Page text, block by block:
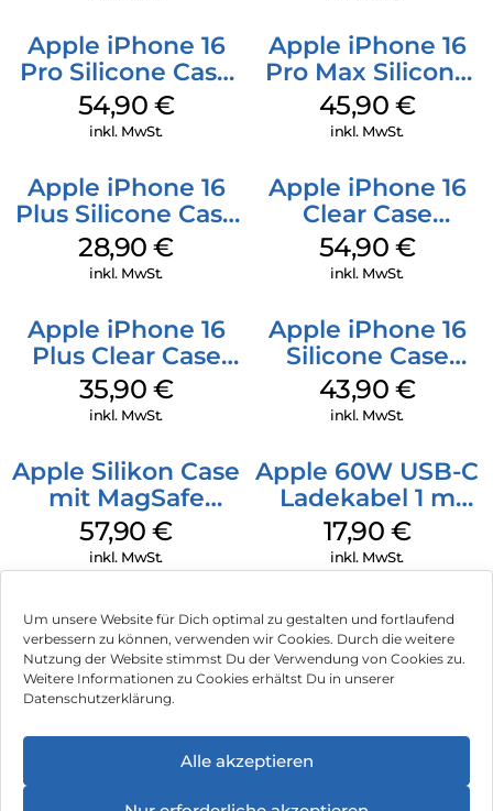
Um unsere Website für Dich optimal zu gestalten und fortlaufend
verbessern zu können, verwenden wir Cookies. Durch die weitere
Nutzung der Website stimmst Du der Verwendung von Cookies zu.
Weitere Informationen zu Cookies erhältst Du in unserer
Datenschutzerklärung.
Alle akzeptieren
Apple iPhone 16
Pro Silicone Case
MagSafe Black
54,90 €
inkl. MwSt.
Apple iPhone 16
Pro Max Silicone
Case MagSafe
Ultramarine
45,90 €
inkl. MwSt.
Apple iPhone 16
Plus Silicone Case
MagSafe Black
28,90€
inkl. MwSt.
Apple iPhone 16
Clear Case
MagSafe
Transparent
54,90 €
inkl. MwSt.
Apple iPhone 16
Plus Clear Case
MagSafe
Transparent
35,90 €
inkl. MwSt.
Apple iPhone 16
Silicone Case
MagSafe Plum
43,90 €
inkl. MwSt.
Apple Silikon Case
mit MagSafe
iPhone 14 Pro
(PRODUCT)RED
57,90€
inkl. MwSt.
Apple 60W USB-C
Ladekabel 1 m
Weiß
17,90 €
inkl. MwSt.
Impressum